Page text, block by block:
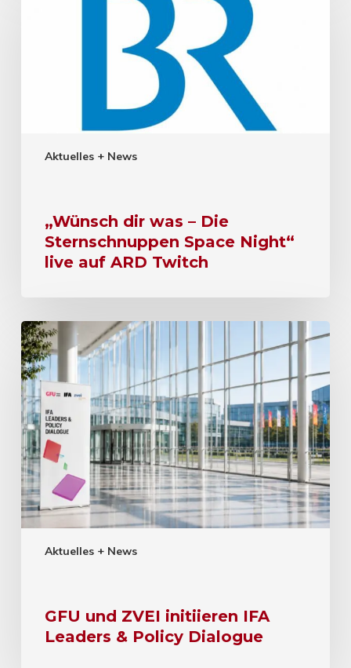
Aktuelles + News
„Wünsch dir was – Die
Sternschnuppen Space Night“
live auf ARD Twitch
Aktuelles + News
GFU und ZVEI initiieren IFA
Leaders & Policy Dialogue